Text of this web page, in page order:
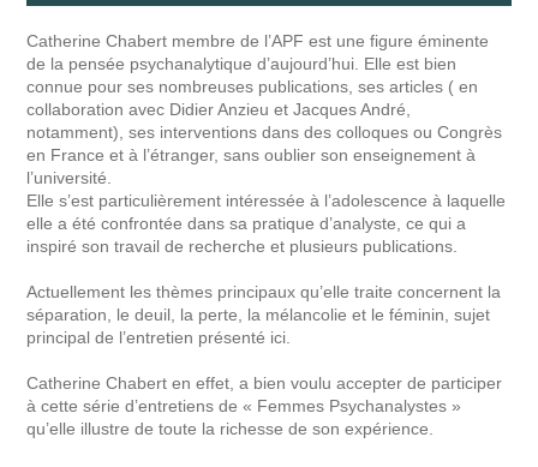
Catherine Chabert membre de l’APF est une figure éminente
de la pensée psychanalytique d’aujourd’hui. Elle est bien
connue pour ses nombreuses publications, ses articles ( en
collaboration avec Didier Anzieu et Jacques André,
notamment), ses interventions dans des colloques ou Congrès
en France et à l’étranger, sans oublier son enseignement à
l’université.
Elle s’est particulièrement intéressée à l’adolescence à laquelle
elle a été confrontée dans sa pratique d’analyste, ce qui a
inspiré son travail de recherche et plusieurs publications.
Actuellement les thèmes principaux qu’elle traite concernent la
séparation, le deuil, la perte, la mélancolie et le féminin, sujet
principal de l’entretien présenté ici.
Catherine Chabert en effet, a bien voulu accepter de participer
à cette série d’entretiens de « Femmes Psychanalystes »
qu’elle illustre de toute la richesse de son expérience.